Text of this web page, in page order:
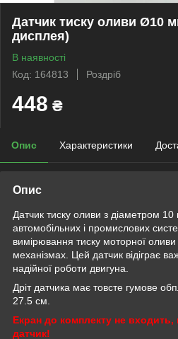
Датчик тиску оливи Ø10
дисплея)
В наявності
Код: 164813
Роздріб
448 ₴
Опис Характеристики
Опис
Датчик тиску оливи з діаметром
автомобільних і промислових
вимірювання тиску моторної
механізмах. Цей датчик відіграє
надійної роботи двигуна.
Дріт датчика має товсте гумове
27.5 см.
Екран до комплекту не входить,
датчик!